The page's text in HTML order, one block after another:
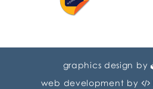
graphics design by
web development by